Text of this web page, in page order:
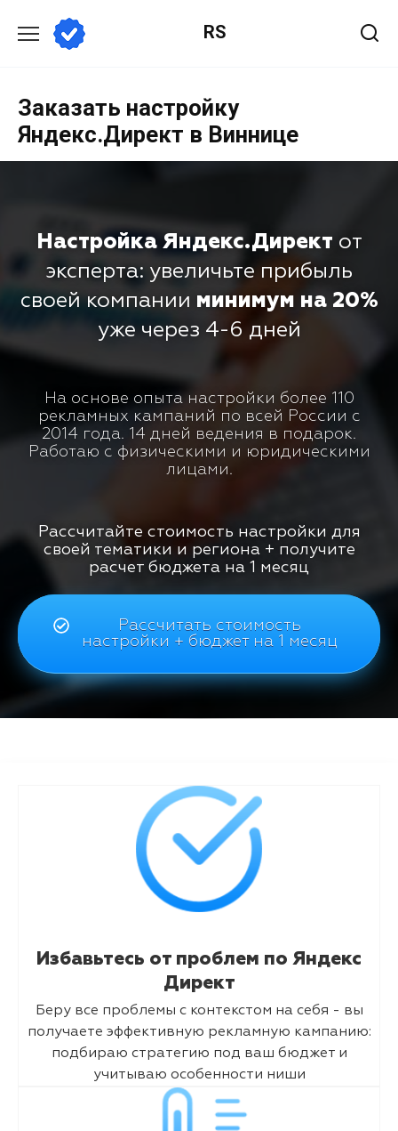
RS
Заказать настройку
Яндекс.Директ в Виннице
Настройка Яндекс.Директ от
эксперта: увеличьте прибыль
своей компании минимум на 20%
уже через 4-6 дней
На основе опыта настройки более 110
рекламных кампаний по всей России с
2014 года. 14 дней ведения в подарок.
Работаю с физическими и юридическими
лицами.
Рассчитайте стоимость настройки для
своей тематики и региона + получите
расчет бюджета на 1 месяц
Рассчитать стоимость
настройки + бюджет на 1 месяц
Избавьтесь от проблем по Яндекс
Директ
Беру все проблемы с контекстом на себя - вы
получаете эффективную рекламную кампанию:
подбираю стратегию под ваш бюджет и
учитываю особенности ниши